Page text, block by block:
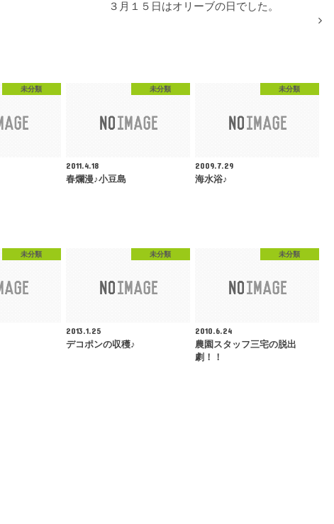
３月１５日はオリーブの日でした。
未分類 未分類
2011.4.18
春爛漫♪小豆島
未分類
2009.7.29
海水浴♪
未分類 未分類
2013.1.25
デコポンの収穫♪
未分類
2010.6.24
農園スタッフ三宅の脱出
劇！！